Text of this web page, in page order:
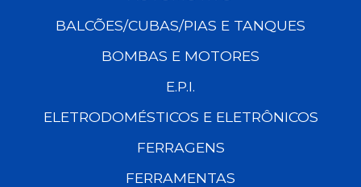
BALCÕES/CUBAS/PIAS E TANQUES
BOMBAS E MOTORES
E.P.I.
ELETRODOMÉSTICOS E ELETRÔNICOS
FERRAGENS
FERRAMENTAS